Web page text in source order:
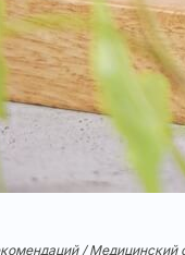
/ Медицинский